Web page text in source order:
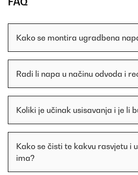
Kako se montira ugradbena
Radi li napa u načinu odvoda i
Koliki je učinak usisavanja i je li
Kako se čisti te kakvu rasvjetu i
ima?